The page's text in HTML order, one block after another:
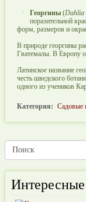
Георгины(Dahlia
поразительной
форм, размеров и
В природе георгины
Гватемалы. В Европу
Латинское название
честь шведского
одного из учеников
Категория: Садовые